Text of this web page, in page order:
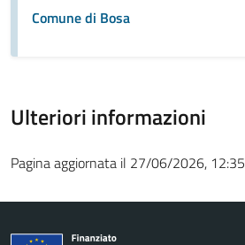
Comune di Bosa
Ulteriori informazioni
Pagina aggiornata il 27/06/2026, 12:35